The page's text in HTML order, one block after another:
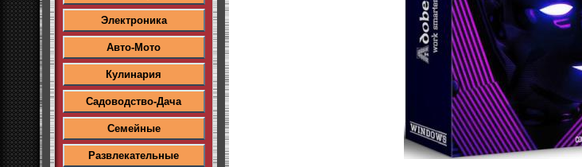
Электроника
Авто-Мото
Кулинария
Садоводство-Дача
Семейные
Развлекательные